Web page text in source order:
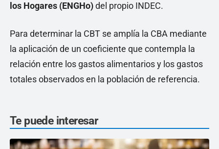
los Hogares (ENGHo)del propio INDEC.
Para determinar la CBT se amplía la CBA mediante
la aplicación de un coeficiente que contempla la
relación entre los gastos alimentarios y los gastos
totales observados en la población de referencia.
Te puede interesar